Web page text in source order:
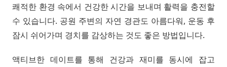
쾌적한 환경 속에서 건강한 시간을 보내며 활력을 충전할
수 있습니다. 공원 주변의 자연 경관도 아름다워, 운동 후
잠시 쉬어가며 경치를 감상하는 것도 좋은 방법입니다.
액티브한 데이트를 통해 건강과 재미를 동시에 잡고